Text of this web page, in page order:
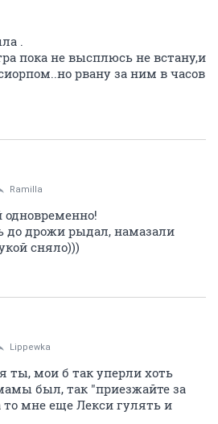
.
пока не высплюсь не встану,и
рвану за ним в часов
Ramilla
до дрожи рыдал, намазали
сняло)))
Lippewka
ты, мои б так уперли хоть
был, так "приезжайте за
то мне еще Лекси гулять и